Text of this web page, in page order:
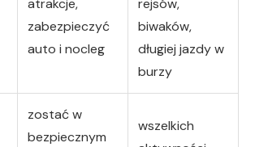
zabezpieczyć
auto i nocleg
biwaków,
długiej jazdy w
burzy
zostać w
bezpiecznym
wszelkich